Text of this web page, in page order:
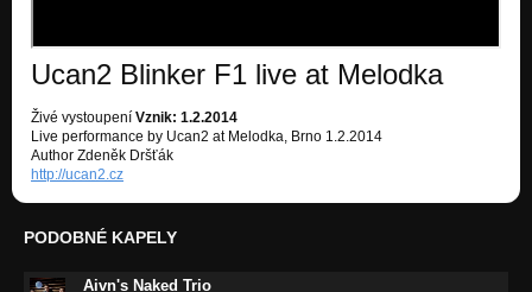
Ucan2 Blinker F1 live at Melodka
Živé vystoupení Vznik: 1.2.2014
Live performance by Ucan2 at Melodka, Brno 1.2.2014
Author Zdeněk Dršťák
http://ucan2.cz
PODOBNÉ KAPELY
Aivn's Naked Trio